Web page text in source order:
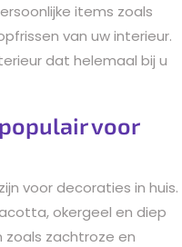
items zoals
van uw interieur.
dat helemaal bij u
voor
voor decoraties in huis.
okergeel en diep
zoals zachtroze en